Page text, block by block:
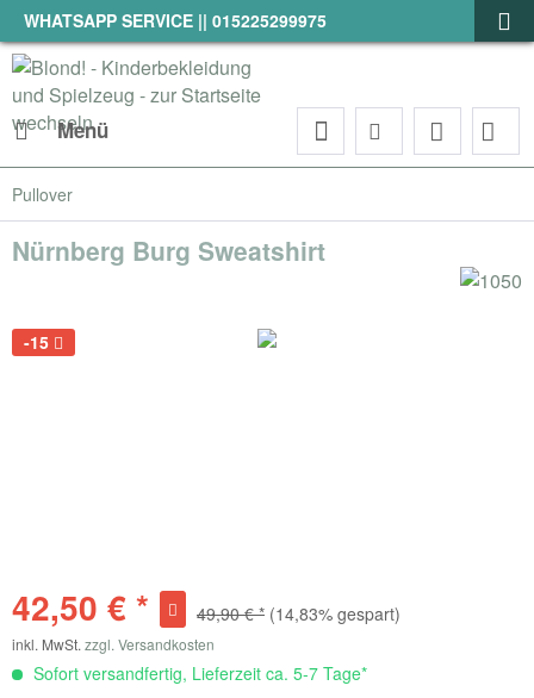
WHATSAPP SERVICE || 015225299975
Menü
Pullover
Nürnberg Burg Sweatshirt
-15
42,50 € * 49,90 € * (14,83% gespart)
inkl. MwSt. zzgl. Versandkosten
Sofort versandfertig, Lieferzeit ca. 5-7 Tage*